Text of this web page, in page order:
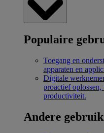
Populaire
Toegang en
apparaten en
Digitale
proactief
productiviteit.
Andere